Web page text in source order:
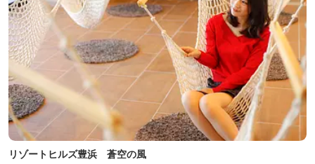
リゾートヒルズ豊浜 蒼空の風